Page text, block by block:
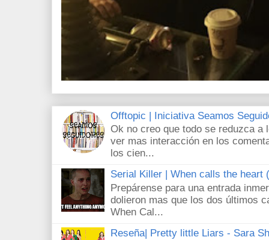
Offtopic | Iniciativa Seamos
Ok no creo que todo se reduzca a
ver mas interacción en los
los cien...
Serial Killer | When calls the heart
Prepárense para una entrada
dolieron mas que los dos últimos
When Cal...
Reseña| Pretty little Liars - Sara